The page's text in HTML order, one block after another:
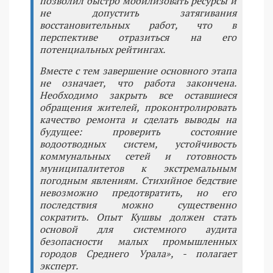
не допустить затягивания
восстановительных работ, что в
перспективе отразиться на его
потенциальных рейтингах.
Вместе с тем завершение основного этапа
не означает, что работа закончена.
Необходимо закрыть все оставшиеся
обращения жителей, проконтролировать
качество ремонта и сделать выводы на
будущее: проверить состояние
водоотводных систем, устойчивость
коммунальных сетей и готовность
муниципалитетов к экстремальным
погодным явлениям. Стихийное бедствие
невозможно предотвратить, но его
последствия можно существенно
сократить. Опыт Кушвы должен стать
основой для системного аудита
безопасности малых промышленных
городов Среднего Урала», - полагает
эксперт.